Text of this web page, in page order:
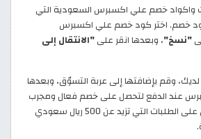
واكواد خصم علي اكسبرس السعودية التي
خصم. اختر كود خصم علي اكسبرس
"نسخ"، وبعدها انقر على"الانتقال إلى
وقم بإضافتها إلى عربة التسوّق، وبعدها
عند الدفع لتحصل على خصم فعال ومجرب
بقيمة 62 ريال سعودي على الطلبات التي تزيد عن 500 ريال سعودي